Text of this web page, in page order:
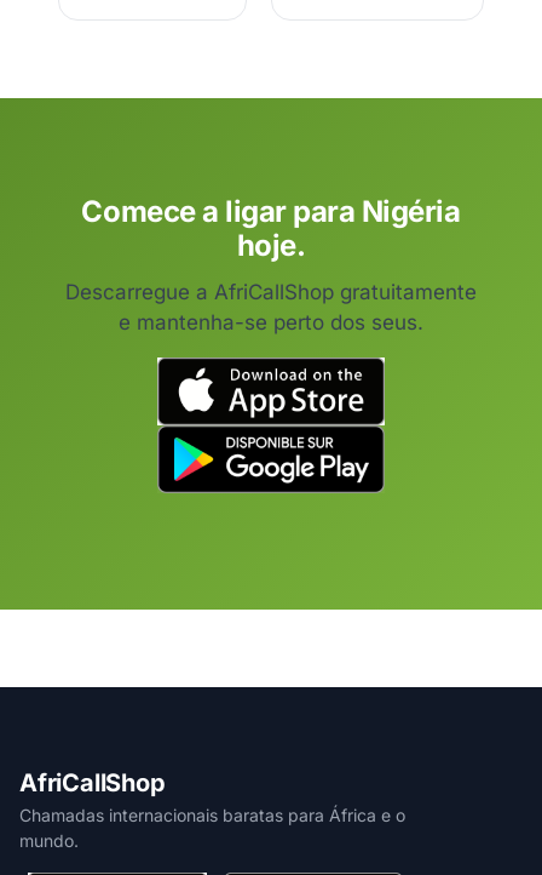
Comece a ligar para Nigéria
hoje.
Descarregue a AfriCallShop gratuitamente
e mantenha-se perto dos seus.
AfriCallShop
Chamadas internacionais baratas para África e o
mundo.